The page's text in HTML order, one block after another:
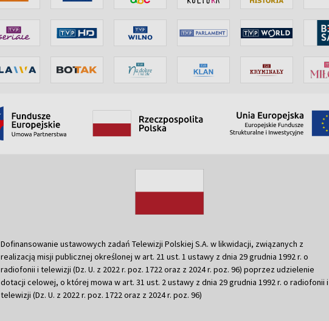
Dofinansowanie ustawowych zadań Telewizji Polskiej S.A. w likwidacji, związanych z
realizacją misji publicznej określonej w art. 21 ust. 1 ustawy z dnia 29 grudnia 1992 r. o
radiofonii i telewizji (Dz. U. z 2022 r. poz. 1722 oraz z 2024 r. poz. 96) poprzez udzielenie
dotacji celowej, o której mowa w art. 31 ust. 2 ustawy z dnia 29 grudnia 1992 r. o radiofonii i
telewizji (Dz. U. z 2022 r. poz. 1722 oraz z 2024 r. poz. 96)